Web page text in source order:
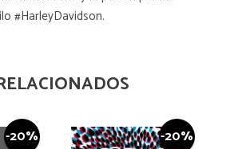
#HarleyDavidson.
-20% -20%